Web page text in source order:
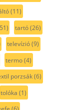
(11)
tartó(26)
televízió(9)
termo(4)
porzsák(6)
tolóka (1)